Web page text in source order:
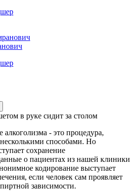
- это процедура,
несколькими способами. Но
сохранение
о пациентах из нашей клиники
кодирование выступает
если человек сам проявляет
зависимости.